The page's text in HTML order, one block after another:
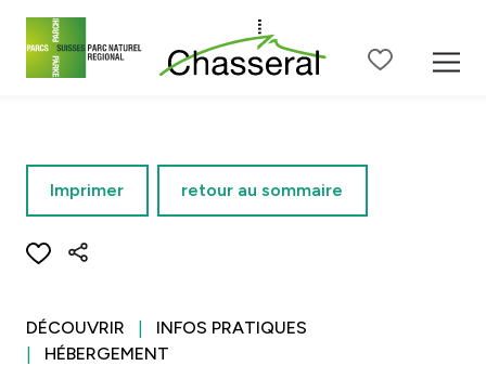
Contenu de la page
DÉCOUVRIR
INFOS PRATIQUES
HÉBERGEMENT
Imprimer retour au sommaire